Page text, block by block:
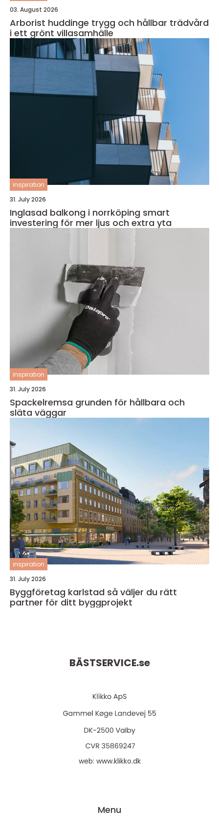
03. August 2026
Arborist huddinge trygg och hållbar trädvård
i ett grönt villasamhälle
inspiration
31. July 2026
Inglasad balkong i norrköping smart
investering för mer ljus och extra yta
inspiration
31. July 2026
Spackelremsa grunden för hållbara och
släta väggar
inspiration
31. July 2026
Byggföretag karlstad så väljer du rätt
partner för ditt byggprojekt
BÄSTSERVICE.se
web: www.klikko.dk
Menu